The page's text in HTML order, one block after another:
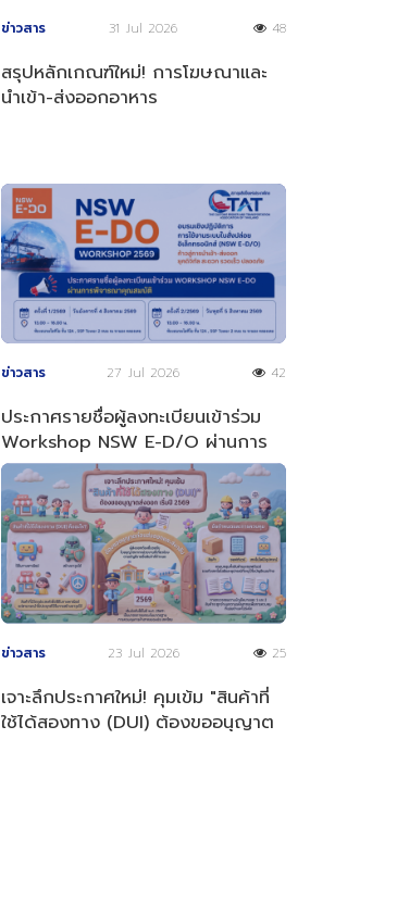
ข่าวสาร 31 Jul 2026 48
สรุปหลักเกณฑ์ใหม่! การโฆษณาและ
นำเข้า-ส่งออกอาหาร
ข่าวสาร 27 Jul 2026 42
ประกาศรายชื่อผู้ลงทะเบียนเข้าร่วม
Workshop NSW E-D/O ผ่านการ
พิจารณาคุณสมบัติ
ข่าวสาร 23 Jul 2026 25
เจาะลึกประกาศใหม่! คุมเข้ม "สินค้าที่
ใช้ได้สองทาง (DUI) ต้องขออนุญาต